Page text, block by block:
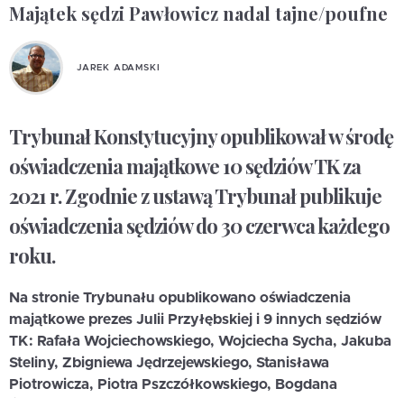
Majątek sędzi Pawłowicz nadal tajne/poufne
JAREK ADAMSKI
Trybunał Konstytucyjny opublikował w środę
oświadczenia majątkowe 10 sędziów TK za
2021 r. Zgodnie z ustawą Trybunał publikuje
oświadczenia sędziów do 30 czerwca każdego
roku.
Na stronie Trybunału opublikowano oświadczenia
majątkowe prezes Julii Przyłębskiej i 9 innych sędziów
TK: Rafała Wojciechowskiego, Wojciecha Sycha, Jakuba
Steliny, Zbigniewa Jędrzejewskiego, Stanisława
Piotrowicza, Piotra Pszczółkowskiego, Bogdana